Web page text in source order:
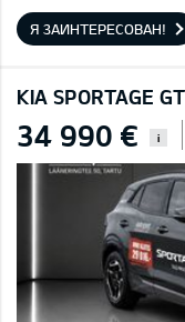
Я ЗАИНТЕРЕСОВАН!
KIA SPORTAGE
34 990 € i